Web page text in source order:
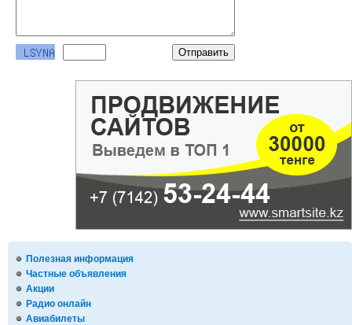
Полезная информация
Частные объявления
Акции
Радио онлайн
Авиабилеты